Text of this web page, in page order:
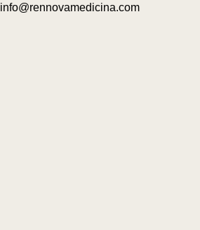
info@rennovamedicina.com